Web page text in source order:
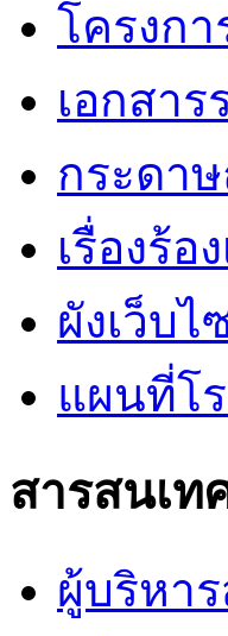
โครงกา
เอกสา
กระดา
เรื่องร้อ
ผังเว็บไ
แผนที่โ
สารสนเท
ผู้บริหา